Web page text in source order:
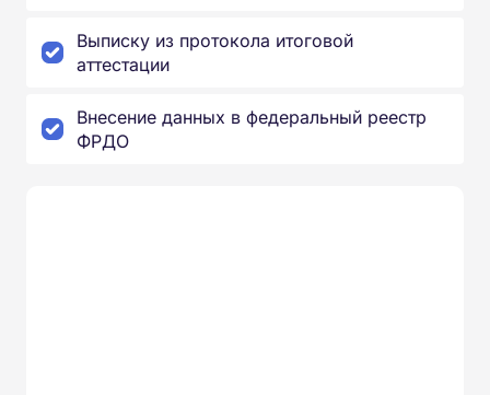
Выписку из протокола итоговой
аттестации
Внесение данных в федеральный реестр
ФРДО